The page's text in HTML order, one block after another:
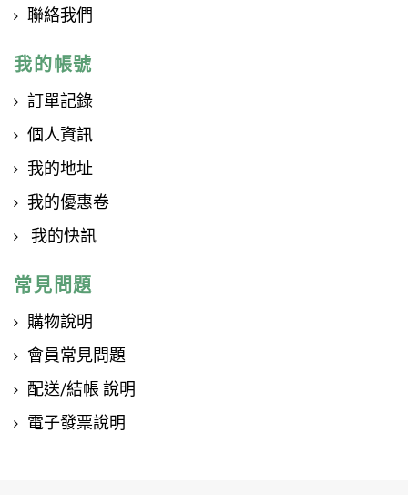
聯絡我們
我的帳號
訂單記錄
個人資訊
我的地址
我的優惠卷
我的快訊
常見問題
購物說明
會員常見問題
配送/結帳 說明
電子發票說明